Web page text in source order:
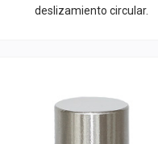
deslizamiento circular.